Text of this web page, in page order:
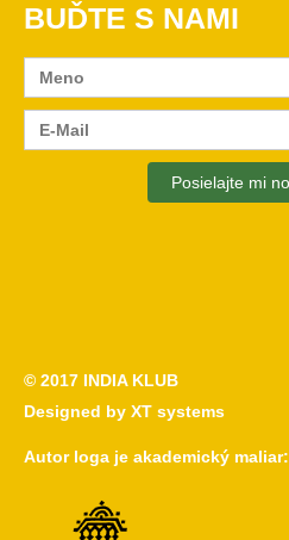
BUĎTE S NAMI
© 2017 INDIA KLUB
Designed by XT systems
Autor loga je akademický maliar: